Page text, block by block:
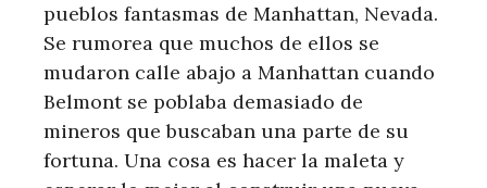
pueblos fantasmas de Manhattan, Nevada.
Se rumorea que muchos de ellos se
mudaron calle abajo a Manhattan cuando
Belmont se poblaba demasiado de
mineros que buscaban una parte de su
fortuna. Una cosa es hacer la maleta y